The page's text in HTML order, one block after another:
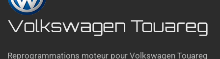
Volkswagen Touareg
Reprogrammations moteur pour Volkswagen Touareg